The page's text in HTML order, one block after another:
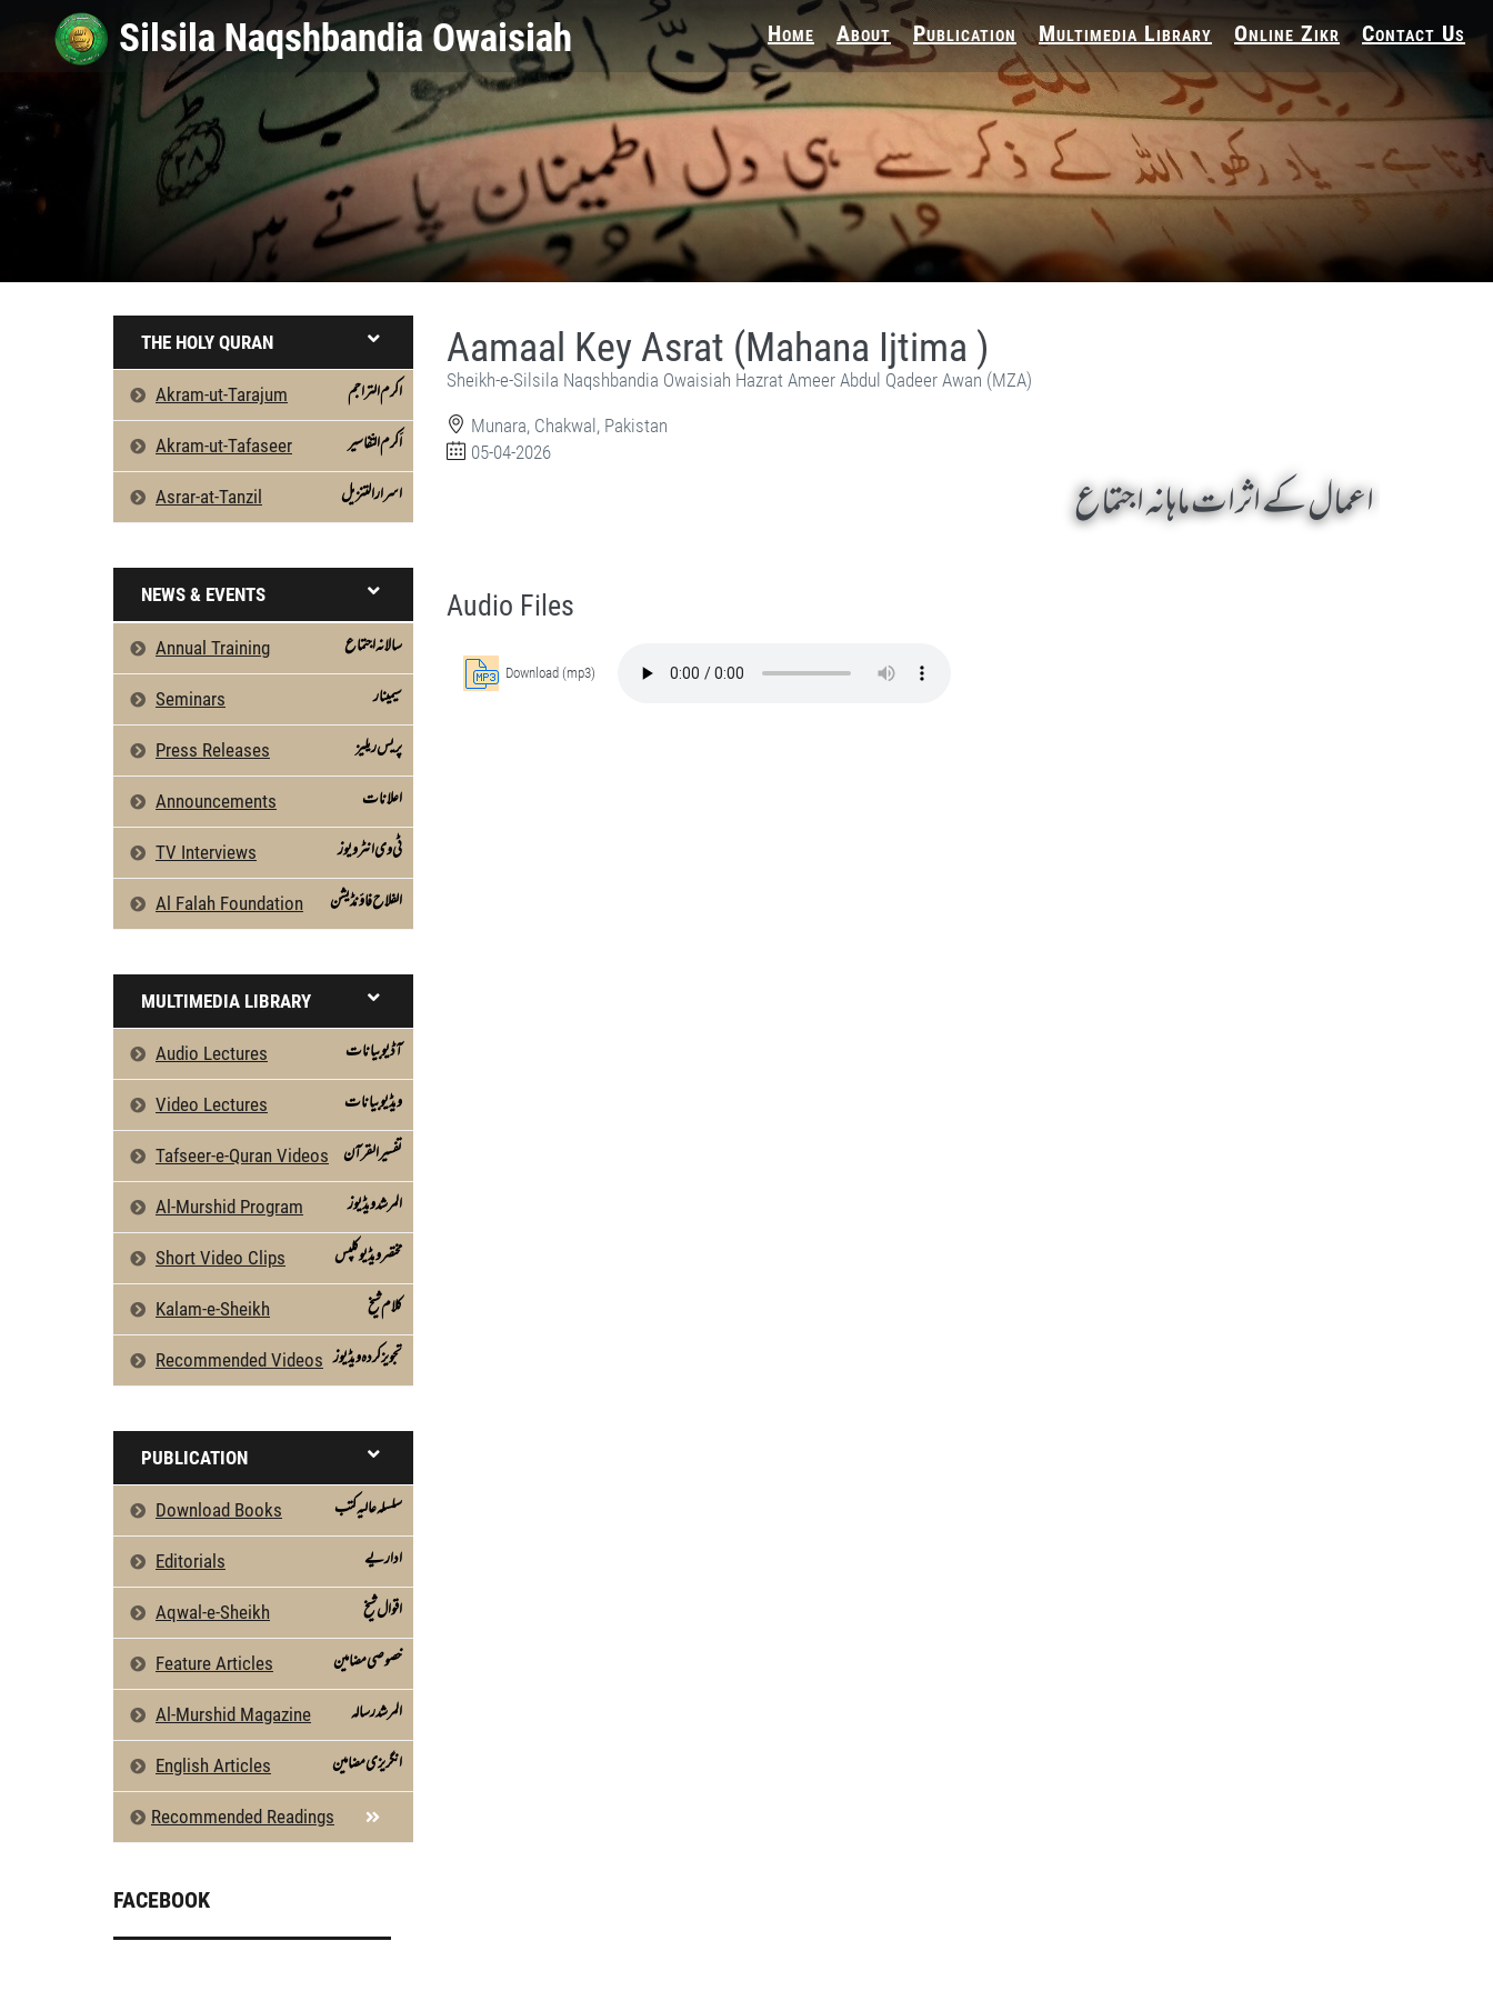
Home About Publication Multimedia Library Online Zikr Contact Us
THE HOLY QURAN
Akram-ut-Tarajum اکرم التراجم
Akram-ut-Tafaseer اَکرم التّفاسیر
Asrar-at-Tanzil اسرارالتنزیل
NEWS & EVENTS
Annual Training سالانہ اجتماع
Seminars سیمینار
Press Releases پریس ریلیز
Announcements اعلانات
TV Interviews ٹی وی انٹرویوز
Al Falah Foundation الفلاح فاؤنڈیشن
MULTIMEDIA LIBRARY
Audio Lectures آڈیو بیانات
Video Lectures ویڈیو بیانات
Tafseer-e-Quran Videos تفسیرالقرآن
Al-Murshid Program المرشد ویڈیوز
Short Video Clips مختصر ویڈیو کلپس
Kalam-e-Sheikh كلام شیخ
Recommended Videos تجویز کردہ ویڈیوز
PUBLICATION
Download Books سلسلہ عالیہ کتب
Editorials اداریے
Aqwal-e-Sheikh اقوال شیخ
Feature Articles خصوصی مضامین
Al-Murshid Magazine المرشد رسالہ
English Articles انگریزی مضامین
Recommended Readings
FACEBOOK
Aamaal Key Asrat (Mahana Ijtima )
Sheikh-e-Silsila Naqshbandia Owaisiah Hazrat Ameer Abdul Qadeer Awan (MZA)
Munara, Chakwal, Pakistan
05-04-2026
اعمال کے اثرات ماہانہ اجتماع
Audio Files
Download (mp3)